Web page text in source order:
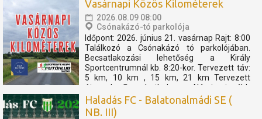
való közös bemelegítést követően....
Vasárnapi Közös Kilométerek
2026.08.09 08:00
Csónakázó-tó parkolója
Időpont: 2026. június 21. vasárnap Rajt: 8:00
Találkozó a Csónakázó tó parkolójában.
Becsatlakozási lehetőség a Király
Sportcentrumnál kb. 8:20-kor. Tervezett táv:
5 km, 10 km , 15 km, 21 km Tervezett
útvonal: Szombathely - Nárai -tovább
Pornóapáti felé, féltávnál fordulással. A
rövidebb távok féltávnál...
Haladás FC - Balatonalmádi SE (
NB. III)